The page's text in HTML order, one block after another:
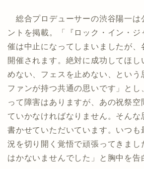
総合プロデューサーの渋谷陽一は
ントを掲載。「『ロック・イン・
催は中止になってしまいましたが、
開催されます。絶対に成功してほし
めない、フェスを止めない、という
ファンが持つ共通の思いです」とし
って障害はありますが、あの祝祭空
ていかなければなりません。そんな
書かせていただいています。いつも
況を切り開く覚悟で頑張ってきまし
はかないませんでした」と胸中を告